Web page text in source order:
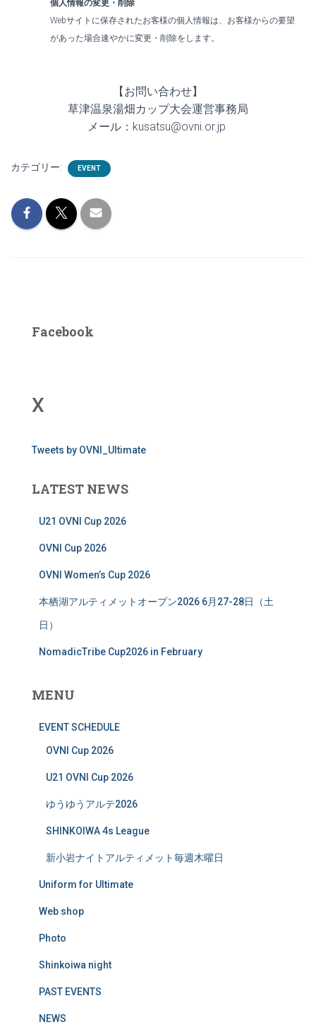
個人情報の変更・削除
Webサイトに保存されたお客様の個人情報は、お客様からの要望
があった場合速やかに変更・削除をします。
【お問い合わせ】
草津温泉湯畑カップ大会運営事務局
メール：kusatsu@ovni.or.jp
カテゴリー: EVENT
Facebook
X
Tweets by OVNI_Ultimate
LATEST NEWS
U21 OVNI Cup 2026
OVNI Cup 2026
OVNI Women’s Cup 2026
本栖湖アルティメットオープン2026 6月27-28日（土
日）
NomadicTribe Cup2026 in February
MENU
EVENT SCHEDULE
OVNI Cup 2026
U21 OVNI Cup 2026
ゆうゆうアルテ2026
SHINKOIWA 4s League
新小岩ナイトアルティメット毎週木曜日
Uniform for Ultimate
Web shop
Photo
Shinkoiwa night
PAST EVENTS
NEWS